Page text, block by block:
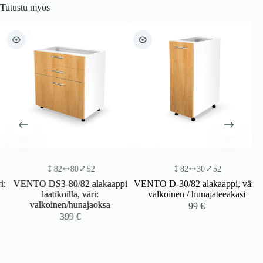
Tutustu myös
82 80 52
VENTO DS3-80/82 alakaappi
laatikoilla, väri:
valkoinen/hunajaoksa
399€
82 30 52
VENTO D-30/82 alakaappi, väri:
valkoinen / hunajateeakasi
99€